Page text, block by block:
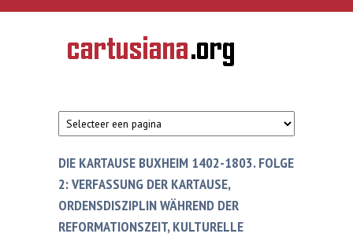
Overslaan en naar de inhoud gaan
CARTUSIANA
Geschiedenis
van de
DIE KARTAUSE BUXHEIM 1402-1803. FOLGE
2: VERFASSUNG DER KARTAUSE,
ORDENSDISZIPLIN WÄHREND DER
REFORMATIONSZEIT, KULTURELLE